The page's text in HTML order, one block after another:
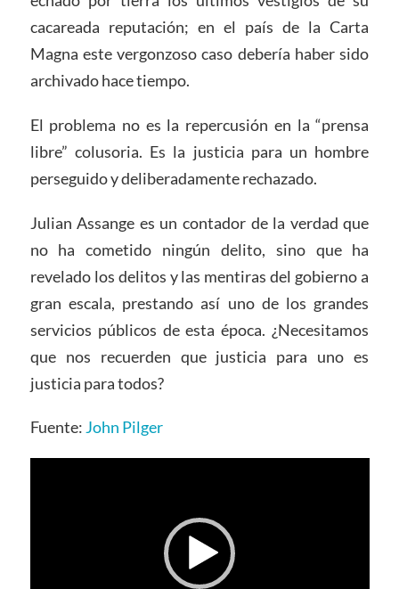
cacareada reputación; en el país de la Carta
Magna este vergonzoso caso debería haber sido
archivado hace tiempo.
El problema no es la repercusión en la “prensa
libre” colusoria. Es la justicia para un hombre
perseguido y deliberadamente rechazado.
Julian Assange es un contador de la verdad que
no ha cometido ningún delito, sino que ha
revelado los delitos y las mentiras del gobierno a
gran escala, prestando así uno de los grandes
servicios públicos de esta época. ¿Necesitamos
que nos recuerden que justicia para uno es
justicia para todos?
Fuente:John Pilger